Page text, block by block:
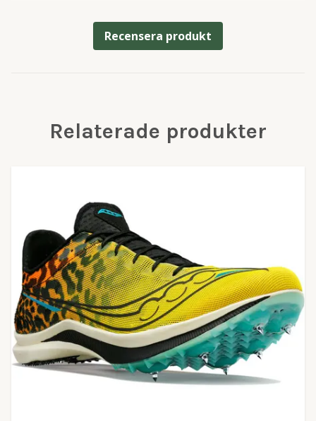
Recensera produkt
Relaterade produkter